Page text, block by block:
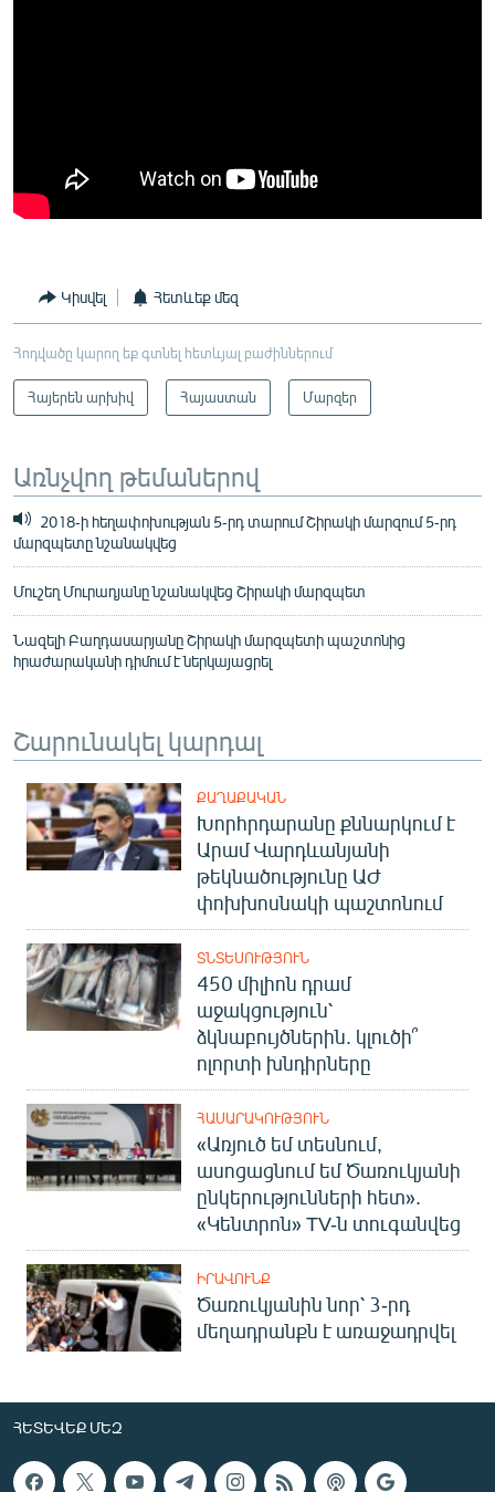
Կիսվել Հետևեք մեզ
Հոդվածը կարող եք գտնել հետևյալ բաժիններում
Հայերեն արխիվ Հայաստան Մարզեր
Առնչվող թեմաներով
2018-ի հեղափոխության 5-րդ տարում Շիրակի մարզում 5-րդ
մարզպետը նշանակվեց
Մուշեղ Մուրադյանը նշանակվեց Շիրակի մարզպետ
Նազելի Բաղդասարյանը Շիրակի մարզպետի պաշտոնից
հրաժարականի դիմում է ներկայացրել
Շարունակել կարդալ
ՔԱՂԱՔԱԿԱՆ
Խորհրդարանը քննարկում է
Արամ Վարդևանյանի
թեկնածությունը ԱԺ
փոխխոսնակի պաշտոնում
ՏՆՏԵՍՈՒԹՅՈՒՆ
450 միլիոն դրամ
աջակցություն՝
ձկնաբույծներին. կլուծի՞
ոլորտի խնդիրները
ՀԱՍԱՐԱԿՈՒԹՅՈՒՆ
«Առյուծ եմ տեսնում,
ասոցացնում եմ Ծառուկյանի
ընկերությունների հետ».
«Կենտրոն» TV-ն տուգանվեց
ԻՐԱՎՈՒՆՔ
Ծառուկյանին նոր՝ 3-րդ
մեղադրանքն է առաջադրվել
ՀԵՏԵՎԵՔ ՄԵԶ